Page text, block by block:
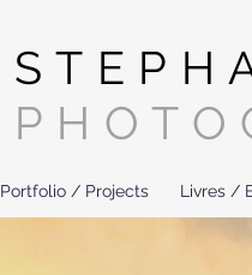
Portfolio / Projects Livres /